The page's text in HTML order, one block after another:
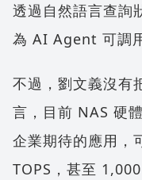
透過自然語言查詢
為 AI Agent 可調
不過，劉文義沒有
言，目前 NAS 硬
企業期待的應用，
TOPS，甚至